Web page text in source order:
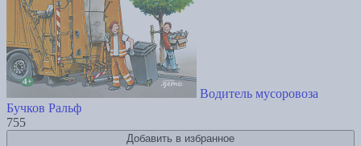
Водитель мусоровоза
Бучков Ральф
755
Добавить в избранное